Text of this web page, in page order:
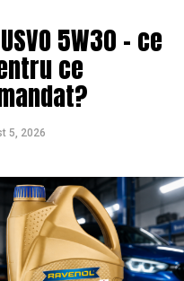
vizibilitatea unui
o ofertă de
5W30 – ce
ce
5, 2026